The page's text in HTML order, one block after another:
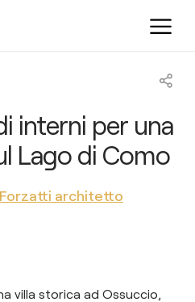
interni per una
Lago di Como
architetto
villa storica ad Ossuccio,